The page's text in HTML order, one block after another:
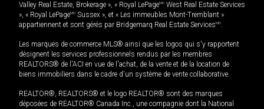
Valley Real Estate, Brokerage », « Royal LePageMD West Real Estate Services
», « Royal LePageMD Sussex », et « Les immeubles Mont-Tremblant »
appartiennent et sont gérés par Bridgemarq Real Estate ServicesMD.
Les marques de commerce MLS® ainsi que les logos qui s'y rapportent
désignent les services professionnels rendus par les membres
REALTORS® de l'ACI en vue de l'achat, de la vente et de la location de
biens immobiliers dans le cadre d'un système de vente collaborative.
REALTOR®, REALTORS® et le logo REALTOR® sont des marques
déposées de REALTOR® Canada Inc., une compagnie dont la National